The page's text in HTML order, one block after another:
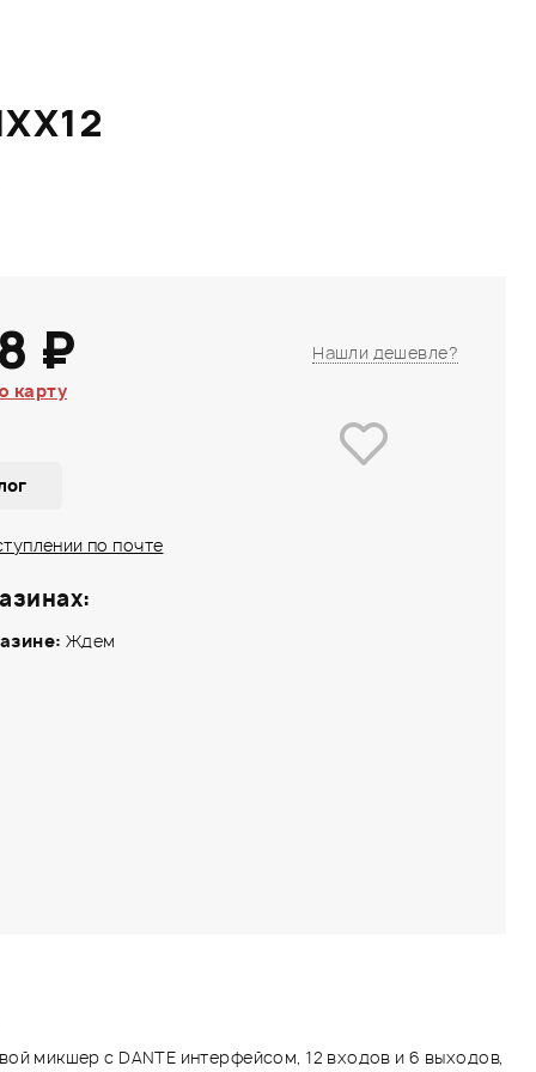
микшер с DANTE интерфейсом, 12 входов и 6 выходов,
₽
карту
Нашли дешевле?
по почте
Ждем